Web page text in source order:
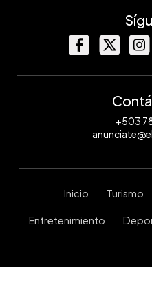
+503
Inicio Turismo
Entretenimiento